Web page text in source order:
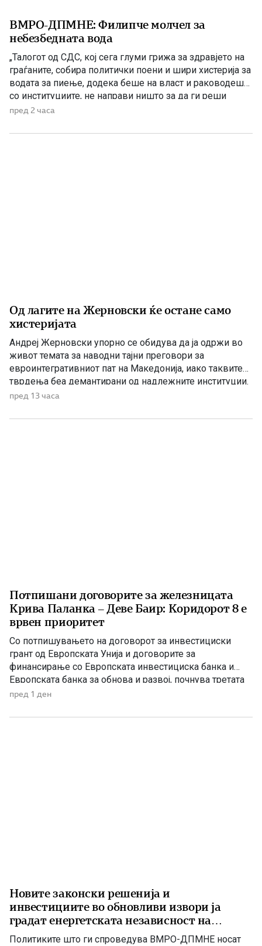
ВМРО-ДПМНЕ: Филипче молчел за
небезбедната вода
„Талогот од СДС, кој сега глуми грижа за здравјето на
граѓаните, собира политички поени и шири хистерија за
водата за пиење, додека беше на власт и раководеше
со институциите, не направи ништо за да ги реши
проблемите. Проблеми со квалитетот на водата за
министер за здравство, […]
пред 2 часа
Од лагите на Жерновски ќе остане само
хистеријата
Андреј Жерновски упорно се обидува да ја одржи во
живот темата за наводни тајни преговори за
евроинтегративниот пат на Македонија, иако таквите
тврдења беа демантирани од надлежните институции.
Како што им пукна меурот од сапуница наречен
конструкција – дека власта тајно се подготвува да го
пред 13 часа
Потпишани договорите за железницата
Крива Паланка – Деве Баир: Коридорот 8 е
врвен приоритет
Со потпишувањето на договорот за инвестициски
грант од Европската Унија и договорите за
финансирање со Европската инвестициска банка и
Европската банка за обнова и развој, почнува третата
фаза од финансирањето на железничката делница
8. На потпишувањето во Владата присуствуваа
пред 1 ден
Новите законски решенија и
инвестициите во обновливи извори ја
градат енергетската независност на
Македонија
Политиките што ги спроведува ВМРО-ДПМНЕ носат